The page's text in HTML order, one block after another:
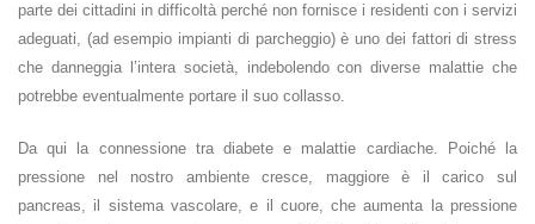
parte dei cittadini in difficoltà perché non fornisce i residenti con i servizi
adeguati, (ad esempio impianti di parcheggio) è uno dei fattori di stress
che danneggia l’intera società, indebolendo con diverse malattie che
potrebbe eventualmente portare il suo collasso.
Da qui la connessione tra diabete e malattie cardiache. Poiché la
pressione nel nostro ambiente cresce, maggiore è il carico sul
pancreas, il sistema vascolare, e il cuore, che aumenta la pressione